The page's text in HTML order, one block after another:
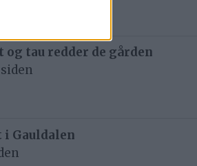
og tau redder de gården
Gauldalen